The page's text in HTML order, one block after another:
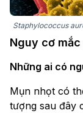
Staphylococcus
Nguy cơ
Những ai có
Mụn nhọt có
tượng sau đây